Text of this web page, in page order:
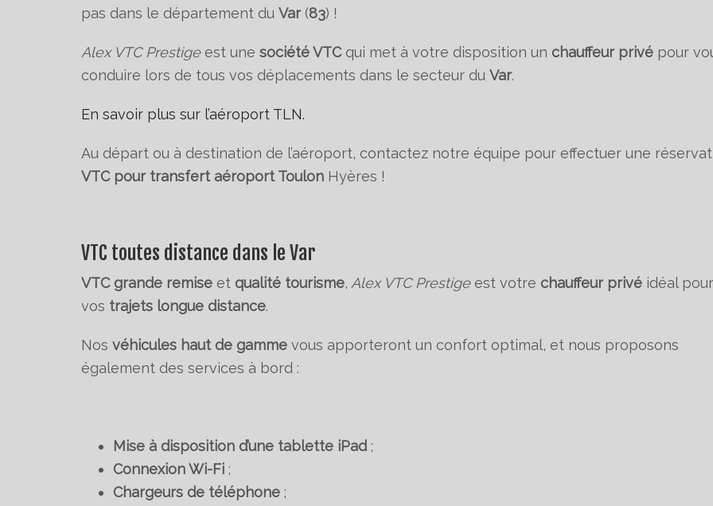
pas dans le département du Var(83) !
Alex VTC Prestigeest une société VTCqui met à votre disposition un chauffeur privé pour
conduire lors de tous vos déplacements dans le secteur du Var.
En savoir plus sur l’aéroport TLN.
Au départ ou à destination de l’aéroport, contactez notre équipe pour effectuer une
VTC pour transfert aéroport Toulon Hyères !
VTC toutes distance dans le Var
VTC grande remise et qualité tourisme, Alex VTC Prestige est votre chauffeur privé idéal
vos trajets longue distance.
Nos véhicules haut de gamme vous apporteront un confort optimal, et nous proposons
également des services à bord :
Mise à disposition d’une tablette iPad;
Connexion Wi-Fi ;
Chargeurs de téléphone ;